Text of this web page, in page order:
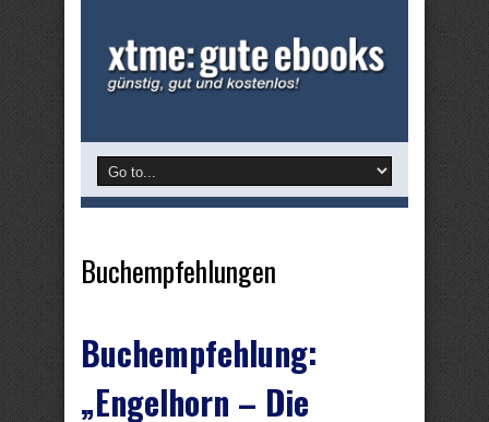
Buchempfehlungen
Buchempfehlung:
„Engelhorn – Die